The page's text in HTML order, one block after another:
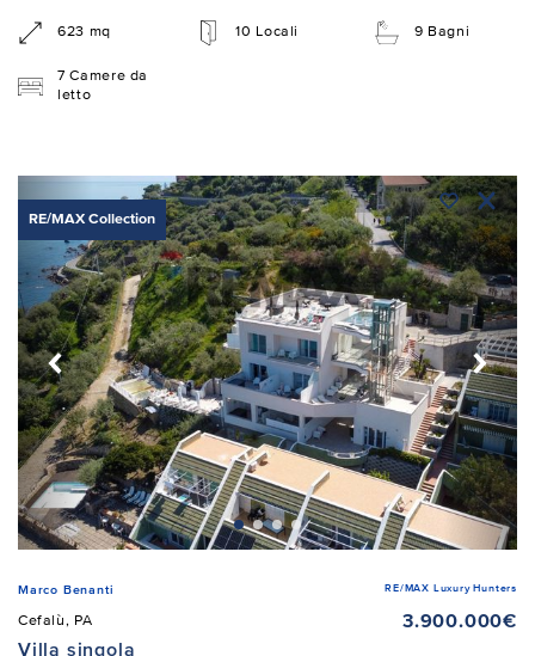
623 mq 10 Locali 9 Bagni
7 Camere da
letto
RE/MAX Collection
Marco Benanti RE/MAX Luxury Hunters
Cefalù, PA
3.900.000€
Villa singola